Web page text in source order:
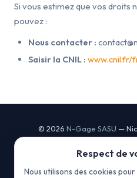
Si vous estimez que vos droits
pouvez :
Nous contacter :
Saisir la CNIL : www.cnil.fr/
© 2026 N-Gage SASU —
Organisme de formation déclaré
préfet de
Respect de
Nous utilisons des cookies